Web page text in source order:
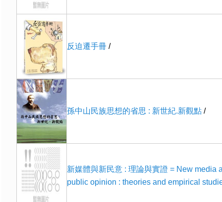
反迫遷手冊 /
孫中山民族思想的省思 : 新世紀.新觀點 /
新媒體與新民意 : 理論與實證 = New media
public opinion : theories and empirical